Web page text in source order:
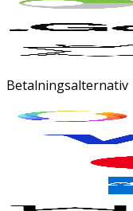
Betalningsalternativ